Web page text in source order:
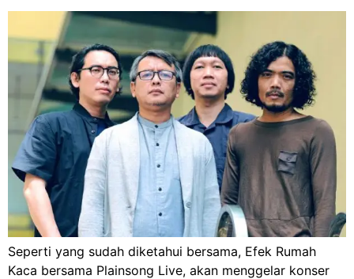
Seperti yang sudah diketahui bersama, Efek Rumah
Kaca bersama Plainsong Live, akan menggelar konser